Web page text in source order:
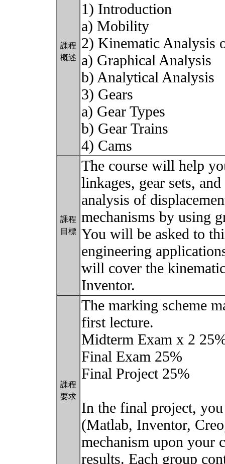
課程
概述
1) Introduction
a) Mobility
2) Kinematic Analysis
a) Graphical Analysis
b) Analytical Analysis
3) Gears
a) Gear Types
b) Gear Trains
4) Cams
課程
目標
The course will help
linkages, gear sets,
analysis of
mechanisms by using
You will be asked to
engineering
will cover the
Inventor.
課程
要求
The marking scheme
first lecture.
Midterm Exam x 2
Final Exam 25%
Final Project 25%
In the final project,
(Matlab, Inventor,
mechanism upon your
results. Each group